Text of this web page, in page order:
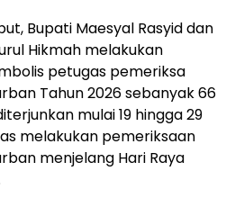
Bupati Maesyal Rasyid dan
Hikmah melakukan
petugas pemeriksa
Tahun 2026 sebanyak 66
mulai 19 hingga 29
melakukan pemeriksaan
menjelang Hari Raya